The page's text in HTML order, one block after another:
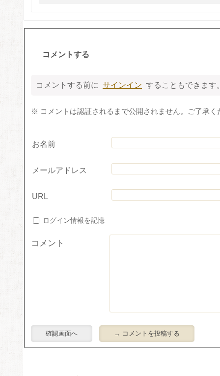
コメントする
コメントする前に サインイン することもできます
※ コメントは認証されるまで公開されません。ご了承く
お名前
メールアドレス
URL
ログイン情報を記憶
コメント